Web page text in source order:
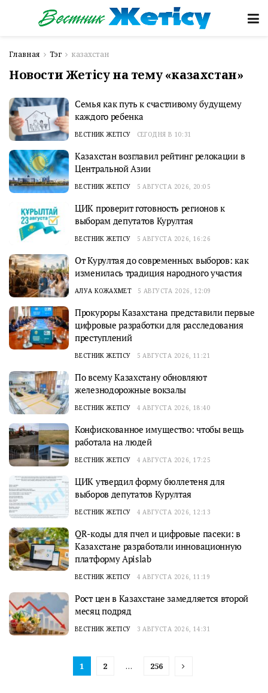
Главная Тэг казахстан
Новости Жетісу на тему «казахстан»
Семья как путь к счастливому будущему
каждого ребенка
ВЕСТНИК ЖЕТІСУ СЕГОДНЯ В 10:31
Казахстан возглавил рейтинг релокации в
Центральной Азии
ВЕСТНИК ЖЕТІСУ 5 АВГУСТА 2026, 20:05
ЦИК проверит готовность регионов к
выборам депутатов Курултая
ВЕСТНИК ЖЕТІСУ 5 АВГУСТА 2026, 16:26
От Курултая до современных выборов: как
изменилась традиция народного участия
АЛУА КОЖАХМЕТ 5 АВГУСТА 2026, 12:09
Прокуроры Казахстана представили первые
цифровые разработки для расследования
преступлений
ВЕСТНИК ЖЕТІСУ 5 АВГУСТА 2026, 11:21
По всему Казахстану обновляют
железнодорожные вокзалы
ВЕСТНИК ЖЕТІСУ 4 АВГУСТА 2026, 18:40
Конфискованное имущество: чтобы вещь
работала на людей
ВЕСТНИК ЖЕТІСУ 4 АВГУСТА 2026, 17:25
ЦИК утвердил форму бюллетеня для
выборов депутатов Курултая
ВЕСТНИК ЖЕТІСУ 4 АВГУСТА 2026, 12:13
QR-коды для пчел и цифровые пасеки: в
Казахстане разработали инновационную
платформу Apislab
ВЕСТНИК ЖЕТІСУ 4 АВГУСТА 2026, 11:19
Рост цен в Казахстане замедляется второй
месяц подряд
ВЕСТНИК ЖЕТІСУ 3 АВГУСТА 2026, 14:31
1 2 … 256